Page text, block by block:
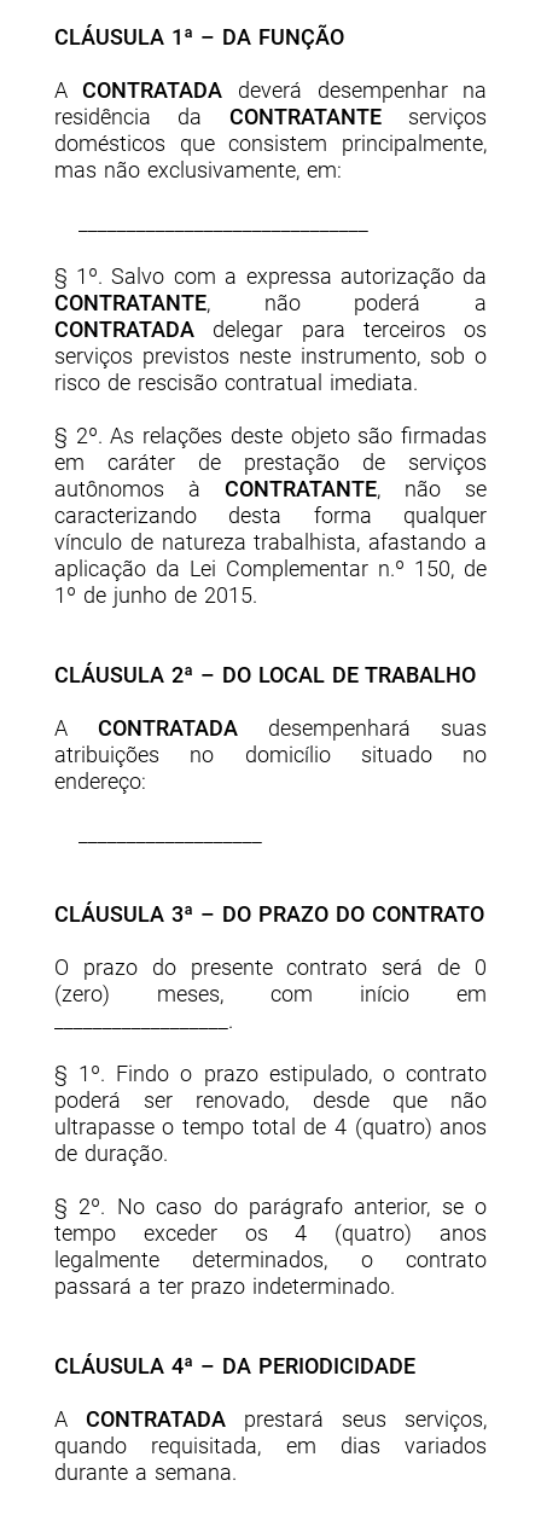
CLÁUSULA 1ª – DA FUNÇÃO
ACONTRATADA deverá desempenhar na
residência da CONTRATANTEserviços
domésticos que consistem principalmente,
mas não exclusivamente, em:
§ 1º. Salvo com a expressa autorização da
CONTRATANTE, não poderá a
CONTRATADAdelegar para terceiros os
serviços previstos neste instrumento, sob o
risco de rescisão contratual imediata.
§ 2º. As relações deste objeto são firmadas
em caráter de prestação de serviços
autônomos à CONTRATANTE, não se
caracterizando desta forma qualquer
vínculo de natureza trabalhista, afastando a
aplicação da Lei Complementar n.º 150, de
1º de junho de 2015.
CLÁUSULA 2ª – DO LOCAL DE TRABALHO
A CONTRATADAdesempenhará suas
atribuições no domicílio situado no
endereço:
CLÁUSULA 3ª – DO PRAZO DO CONTRATO
O prazo do presente contrato será de 0
(zero) meses, com início em
__________________.
§ 1º. Findo o prazo estipulado, o contrato
poderá ser renovado, desde que não
ultrapasse o tempo total de 4 (quatro) anos
de duração.
§ 2º. No caso do parágrafo anterior, se o
tempo exceder os 4 (quatro) anos
legalmente determinados, o contrato
passará a ter prazo indeterminado.
CLÁUSULA 4ª – DA PERIODICIDADE
A CONTRATADAprestará seus serviços,
quando requisitada, em dias variados
durante a semana.